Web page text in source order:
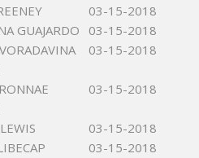
03-15-2018
GUAJARDO
03-15-2018
03-15-2018
03-15-2018
03-15-2018
03-15-2018